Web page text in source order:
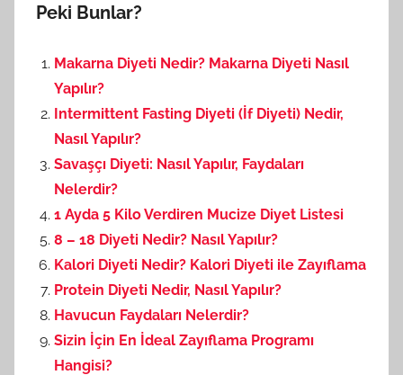
Peki Bunlar?
Makarna Diyeti Nedir? Makarna Diyeti Nasıl
Yapılır?
Intermittent Fasting Diyeti (İf Diyeti) Nedir,
Nasıl Yapılır?
Savaşçı Diyeti: Nasıl Yapılır, Faydaları
Nelerdir?
1 Ayda 5 Kilo Verdiren Mucize Diyet Listesi
8 – 18 Diyeti Nedir? Nasıl Yapılır?
Kalori Diyeti Nedir? Kalori Diyeti ile Zayıflama
Protein Diyeti Nedir, Nasıl Yapılır?
Havucun Faydaları Nelerdir?
Sizin İçin En İdeal Zayıflama Programı
Hangisi?